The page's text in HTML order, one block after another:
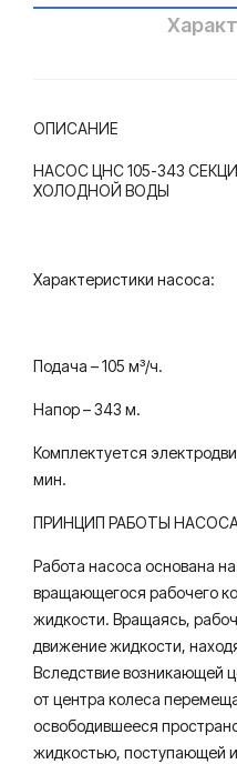
ОПИСАНИЕ
НАСОС ЦНС 105-343
ХОЛОДНОЙ ВОДЫ
Характеристики насоса:
Подача – 105 м³/ч.
Напор – 343 м.
Комплектуется
мин.
ПРИНЦИП РАБОТЫ
Работа насоса основана
вращающегося рабочего
жидкости. Вращаясь,
движение жидкости,
Вследствие возникающей
от центра колеса
освободившееся
жидкостью, поступающей